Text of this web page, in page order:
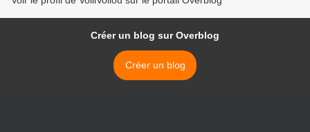
Créer un blog sur Overblog
Créer un blog